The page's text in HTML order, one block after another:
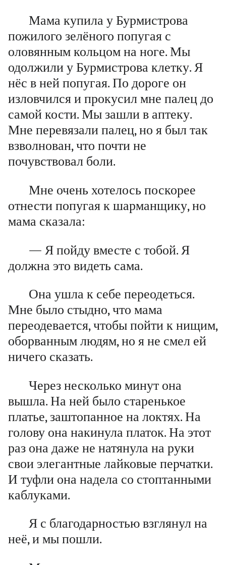
Мама купила у Бурмистрова
пожилого зелёного попугая с
оловянным кольцом на ноге. Мы
одолжили у Бурмистрова клетку. Я
нёс в ней попугая. По дороге он
изловчился и прокусил мне палец до
самой кости. Мы зашли в аптеку.
Мне перевязали палец, но я был так
взволнован, что почти не
почувствовал боли.
Мне очень хотелось поскорее
отнести попугая к шарманщику, но
мама сказала:
— Я пойду вместе с тобой. Я
должна это видеть сама.
Она ушла к себе переодеться.
Мне было стыдно, что мама
переодевается, чтобы пойти к нищим,
оборванным людям, но я не смел ей
ничего сказать.
Через несколько минут она
вышла. На ней было старенькое
платье, заштопанное на локтях. На
голову она накинула платок. На этот
раз она даже не натянула на руки
свои элегантные лайковые перчатки.
И туфли она надела со стоптанными
каблуками.
Я с благодарностью взглянул на
неё, и мы пошли.